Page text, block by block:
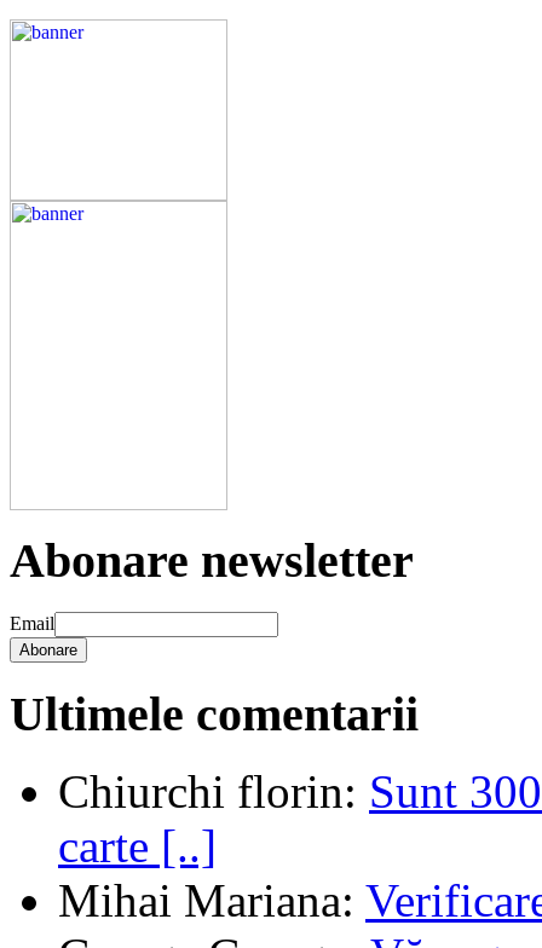
Abonare newsletter
Email
Abonare
Ultimele comentarii
Chiurchi florin: Sunt
carte [..]
Mihai Mariana: